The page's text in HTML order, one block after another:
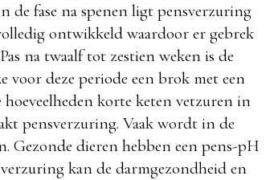
de fase na spenen ligt pensverzuring
ontwikkeld waardoor er gebrek
na twaalf tot zestien weken is de
deze periode een brok met een
korte keten vetzuren in
pensverzuring. Vaak wordt in de
Gezonde dieren hebben een pens-pH
kan de darmgezondheid en